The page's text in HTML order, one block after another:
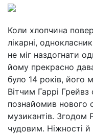
Коли хлопчина
лікарні,
не міг наздогнати
йому прекрасно
було 14 років, його
Вітчим Гаррі
познайомив нового
музикантів. Згодом
чудовим. Ніжності й